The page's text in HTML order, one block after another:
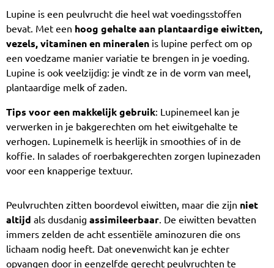
Lupine is een peulvrucht die heel wat voedingsstoffen
bevat. Met een hoog gehalte aan plantaardige eiwitten,
vezels, vitaminen en mineralen is lupine perfect om op
een voedzame manier variatie te brengen in je voeding.
Lupine is ook veelzijdig: je vindt ze in de vorm van meel,
plantaardige melk of zaden.
Tips voor een makkelijk gebruik: Lupinemeel kan je
verwerken in je bakgerechten om het eiwitgehalte te
verhogen. Lupinemelk is heerlijk in smoothies of in de
koffie. In salades of roerbakgerechten zorgen lupinezaden
voor een knapperige textuur.
Peulvruchten zitten boordevol eiwitten, maar die zijn niet
altijd als dusdanig assimileerbaar. De eiwitten bevatten
immers zelden de acht essentiële aminozuren die ons
lichaam nodig heeft. Dat onevenwicht kan je echter
opvangen door in eenzelfde gerecht peulvruchten te